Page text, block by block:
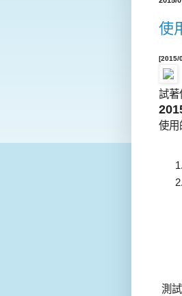
使
[2015/
試著
使用
測